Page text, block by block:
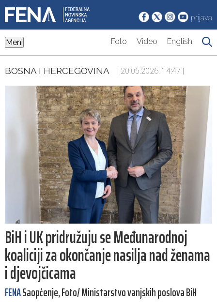
prijava
Meni Foto Video English
BOSNA I HERCEGOVINA | 20.05.2026. 14:47 |
BiH i UK pridružuju se Međunarodnoj
koaliciji za okončanje nasilja nad ženama
i djevojčicama
FENASaopćenje, Foto/ Ministarstvo vanjskih poslova BiH